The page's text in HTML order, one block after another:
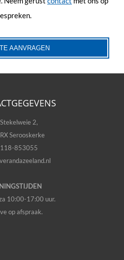
AANVRAGEN
2,
Serooskerke
853055
10:00-17:00 uur.
op afspraak.